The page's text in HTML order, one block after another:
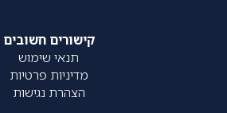
קישורים חשובים
תנאי שימוש
מדיניות פרטיות
הצהרת נגישות